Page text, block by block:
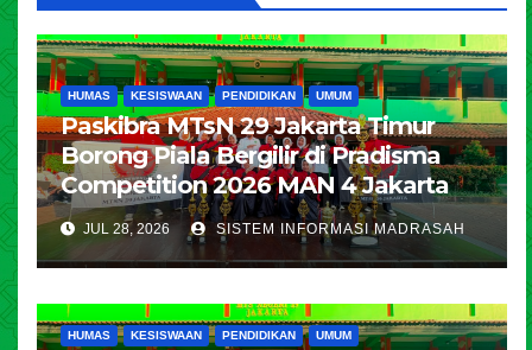
HUMAS KESISWAAN PENDIDIKAN UMUM
Paskibra MTsN 29 Jakarta Timur
Borong Piala Bergilir di Pradisma
Competition 2026 MAN 4 Jakarta
JUL 28, 2026 SISTEM INFORMASI MADRASAH
HUMAS KESISWAAN PENDIDIKAN UMUM